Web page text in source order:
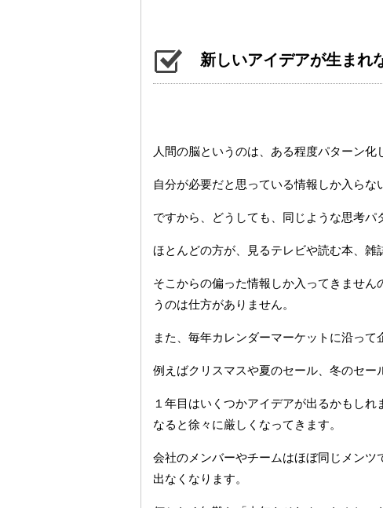
新しいアイデアが生まれ
人間の脳というのは、ある程度パターン化
自分が必要だと思っている情報しか入らな
ですから、どうしても、同じような思考パ
ほとんどの方が、見るテレビや読む本、雑
そこからの偏った情報しか入ってきませ
うのは仕方がありません。
また、毎年カレンダーマーケットに沿って
例えばクリスマスや夏のセール、冬のセー
１年目はいくつかアイデアが出るかもし
なると徐々に厳しくなってきます。
会社のメンバーやチームはほぼ同じメン
出なくなります。